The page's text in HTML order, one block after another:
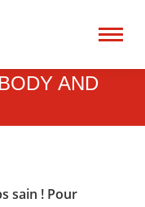
:
AND
sain ! Pour